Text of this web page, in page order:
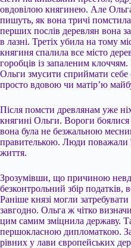
овдовілою княгинею. Але
пишуть, як вона тричі
перших послів деревлян вона
в лазні. Третіх убила на тому
княгиня спалила все місто
горобців із запаленим
Ольги змусити сприймати
просто вдовою чи матір’ю
Після помсти древлянам уже
княгині Ольги. Вороги боялися
вона була не безжальною
правителькою. Люди поважали
життя.
Зрозумівши, що причиною
безконтрольний збір податків,
Раніше князі могли
завгодно. Ольга ж чітко
цим самим зміцнила державу.
першокласною дипломаткою.
рівних у лави європейських